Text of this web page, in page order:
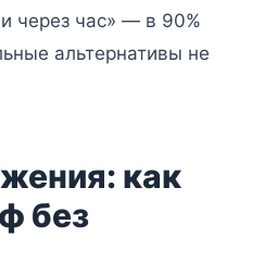
через час» — в 90%
альтернативы не
как
без